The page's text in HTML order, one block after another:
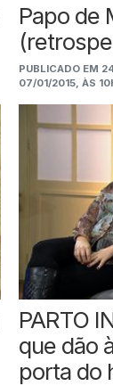
Papo de
PUBLICADO EM
07/01/2015, ÀS
PARTO
que dão
porta do